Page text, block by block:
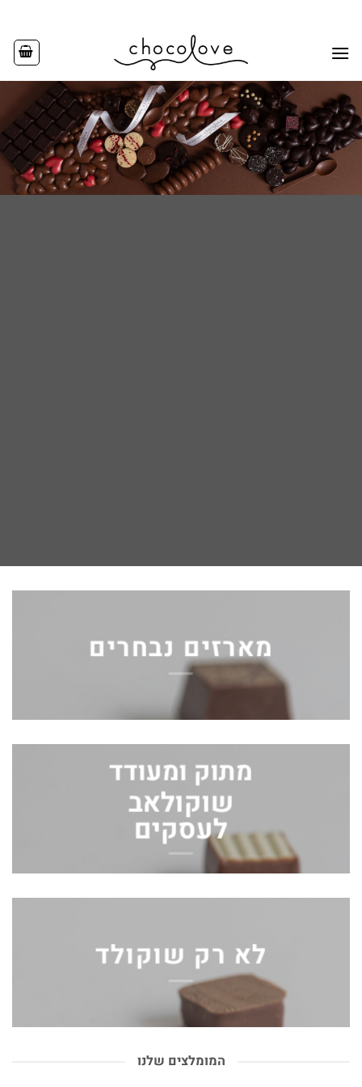
content
מארזים נבחרים
מתוק ומעודד
שוקולאב
לעסקים
לא רק שוקולד
המומלצים שלנו